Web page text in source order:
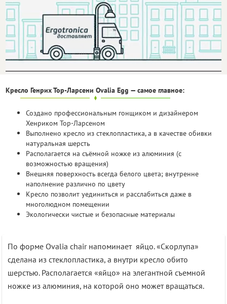
Бесплатно
Бесплатно
Доставка
Кресло Генрих Тор-Ларсени Ovalia Egg — самое главное:
Создано профессиональным гонщиком и дизайнером
Хенриком Тор-Ларсеном
Выполнено кресло из стеклопластика, а в качестве обивки
натуральная шерсть
Располагается на съёмной ножке из алюминия (с
возможностью вращения)
Внешняя поверхность всегда белого цвета; внутренне
наполнение различно по цвету
Кресло позволит уединиться и расслабиться даже в
многолюдном помещении
Экологически чистые и безопасные материалы
По форме Ovalia chair напоминает яйцо. «Скорлупа»
сделана из стеклопластика, а внутри кресло обито
шерстью. Располагается «яйцо» на элегантной съемной
ножке из алюминия, на которой оно может вращаться.